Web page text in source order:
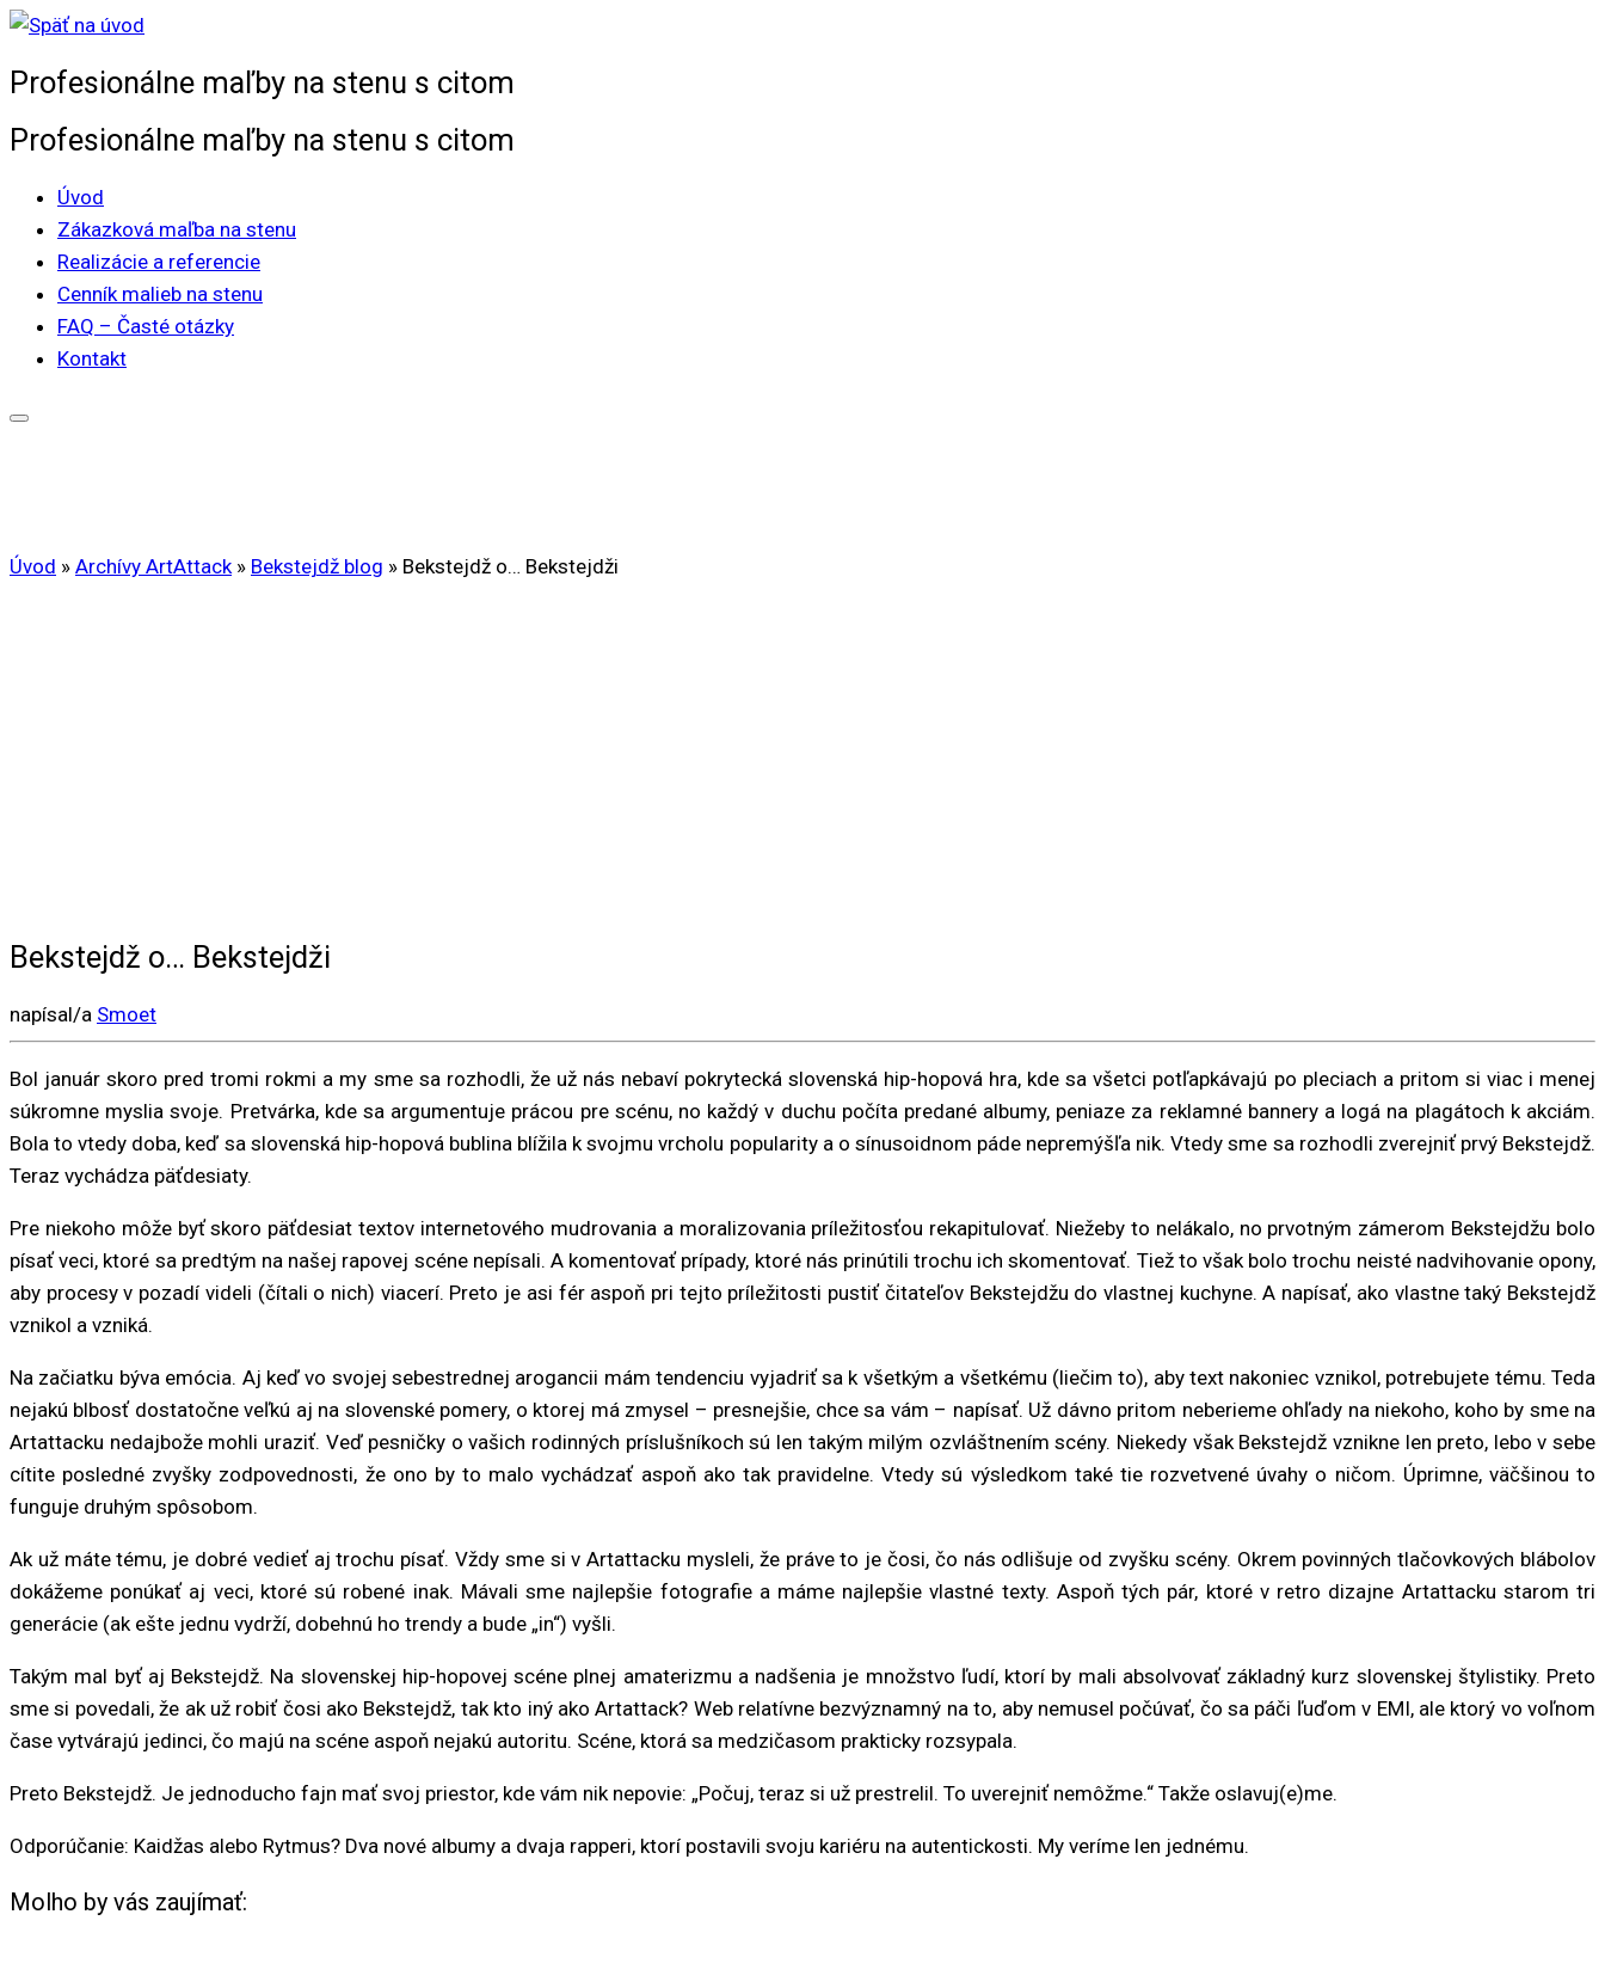
Skip
content
Profesionálne maľby na stenu s citom
Profesionálne maľby na stenu s citom
Úvod
Zákazková maľba na stenu
Realizácie a referencie
Cenník malieb na stenu
FAQ – Časté otázky
Kontakt
Úvod » Archívy ArtAttack » Bekstejdž blog » Bekstejdž o… Bekstejdži
Bekstejdž o… Bekstejdži
napísal/a Smoet
Bol január skoro pred tromi rokmi a my sme sa rozhodli, že už nás nebaví pokrytecká slovenská hip-hopová hra, kde sa všetci potľapkávajú po pleciach a pritom si viac i menej
súkromne myslia svoje. Pretvárka, kde sa argumentuje prácou pre scénu, no každý v duchu počíta predané albumy, peniaze za reklamné bannery a logá na plagátoch k akciám.
Bola to vtedy doba, keď sa slovenská hip-hopová bublina blížila k svojmu vrcholu popularity a o sínusoidnom páde nepremýšľa nik. Vtedy sme sa rozhodli zverejniť prvý Bekstejdž.
Teraz vychádza päťdesiaty.
Pre niekoho môže byť skoro päťdesiat textov internetového mudrovania a moralizovania príležitosťou rekapitulovať. Niežeby to nelákalo, no prvotným zámerom Bekstejdžu bolo
písať veci, ktoré sa predtým na našej rapovej scéne nepísali. A komentovať prípady, ktoré nás prinútili trochu ich skomentovať. Tiež to však bolo trochu neisté nadvihovanie opony,
aby procesy v pozadí videli (čítali o nich) viacerí. Preto je asi fér aspoň pri tejto príležitosti pustiť čitateľov Bekstejdžu do vlastnej kuchyne. A napísať, ako vlastne taký Bekstejdž
vznikol a vzniká.
Na začiatku býva emócia. Aj keď vo svojej sebestrednej arogancii mám tendenciu vyjadriť sa k všetkým a všetkému (liečim to), aby text nakoniec vznikol, potrebujete tému. Teda
nejakú blbosť dostatočne veľkú aj na slovenské pomery, o ktorej má zmysel – presnejšie, chce sa vám – napísať. Už dávno pritom neberieme ohľady na niekoho, koho by sme na
Artattacku nedajbože mohli uraziť. Veď pesničky o vašich rodinných príslušníkoch sú len takým milým ozvláštnením scény. Niekedy však Bekstejdž vznikne len preto, lebo v sebe
cítite posledné zvyšky zodpovednosti, že ono by to malo vychádzať aspoň ako tak pravidelne. Vtedy sú výsledkom také tie rozvetvené úvahy o ničom. Úprimne, väčšinou to
funguje druhým spôsobom.
Ak už máte tému, je dobré vedieť aj trochu písať. Vždy sme si v Artattacku mysleli, že práve to je čosi, čo nás odlišuje od zvyšku scény. Okrem povinných tlačovkových blábolov
dokážeme ponúkať aj veci, ktoré sú robené inak. Mávali sme najlepšie fotografie a máme najlepšie vlastné texty. Aspoň tých pár, ktoré v retro dizajne Artattacku starom tri
generácie (ak ešte jednu vydrží, dobehnú ho trendy a bude „in“) vyšli.
Takým mal byť aj Bekstejdž. Na slovenskej hip-hopovej scéne plnej amaterizmu a nadšenia je množstvo ľudí, ktorí by mali absolvovať základný kurz slovenskej štylistiky. Preto
sme si povedali, že ak už robiť čosi ako Bekstejdž, tak kto iný ako Artattack? Web relatívne bezvýznamný na to, aby nemusel počúvať, čo sa páči ľuďom v EMI, ale ktorý vo voľnom
čase vytvárajú jedinci, čo majú na scéne aspoň nejakú autoritu. Scéne, ktorá sa medzičasom prakticky rozsypala.
Preto Bekstejdž. Je jednoducho fajn mať svoj priestor, kde vám nik nepovie: „Počuj, teraz si už prestrelil. To uverejniť nemôžme.“ Takže oslavuj(e)me.
Odporúčanie: Kaidžas alebo Rytmus? Dva nové albumy a dvaja rapperi, ktorí postavili svoju kariéru na autentickosti. My veríme len jednému.
Molho by vás zaujímať: